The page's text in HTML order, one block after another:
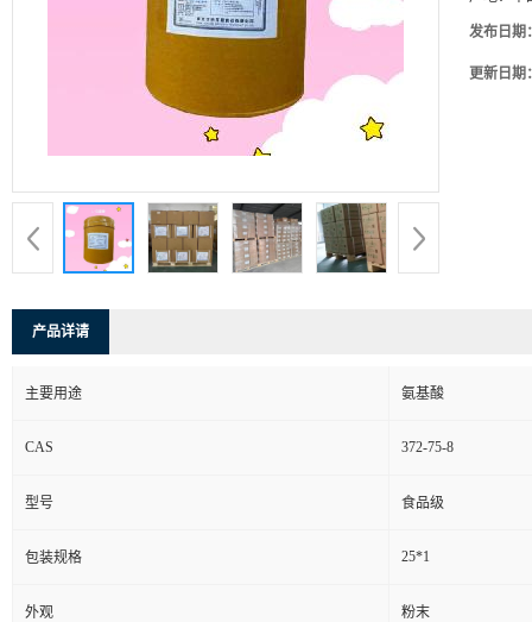
发布日期
更新日期
产品详请
主要用途 氨基酸
CAS 372-75-8
型号 食品级
包装规格 25*1
外观 粉末